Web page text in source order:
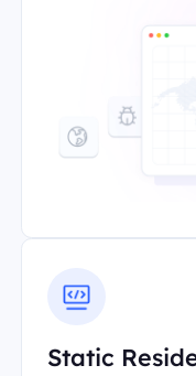
Static